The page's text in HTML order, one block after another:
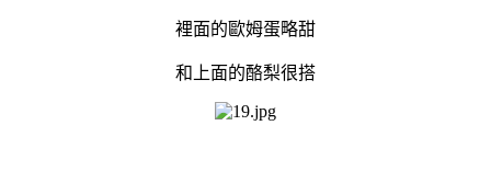
裡面的歐姆蛋略甜
和上面的酪梨很搭